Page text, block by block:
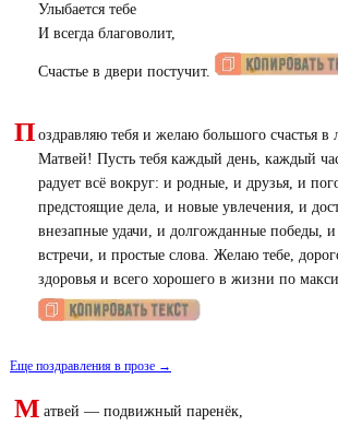
Улыбается тебе
И всегда благоволит,
Счастье в двери постучит.
П оздравляю тебя и желаю большого счастья
Матвей! Пусть тебя каждый день, каждый
радует всё вокруг: и родные, и друзья, и
предстоящие дела, и новые увлечения, и
внезапные удачи, и долгожданные победы,
встречи, и простые слова. Желаю тебе,
здоровья и всего хорошего в жизни по
Еще поздравления в прозе →
М атвей — подвижный паренёк,